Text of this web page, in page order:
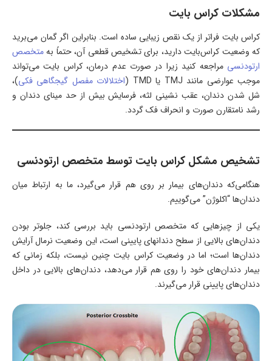
مشکلات کراس بایت
کراس بایت فراتر از یک نقص زیبایی ساده است. بنابراین اگر گمان می‌برید
که وضعیت کراس‌بایت دارید، برای تشخیص قطعی آن، حتماً بهمتخصص
ارتودنسی مراجعه کنید زیرا در صورت عدم درمان، کراس بایت می‌تواند
موجب عوارضی مانند TMJ یا TMD (
اختلالات مفصل گیجگاهی فکی)،
شل شدن دندان، عقب نشینی لثه، فرسایش بیش از حد مینای دندان و
رشد نامتقارن صورت و انحراف فک گردد.
تشخیص مشکل کراس بایت توسط متخصص ارتودنسی
هنگامی‌که دندان‌های بیمار بر روی هم قرار می‌گیرد، ما به ارتباط میان
دندان‌ها “اکلوژن” می‌گوییم.
یکی از چیزهایی که متخصص ارتودنسی باید بررسی کند، جلوتر بودن
دندان‌های بالایی از سطح دندانهای پایینی است، این وضعیت نرمال آرایش
دندان‌ها است؛ اما در وضعیت کراس بایت چنین نیست، بلکه زمانی که
بیمار دندان‌های خود را روی هم قرار می‌دهد، دندان‌های بالایی در داخل
دندان‌های پایینی قرار می‌گیرند.